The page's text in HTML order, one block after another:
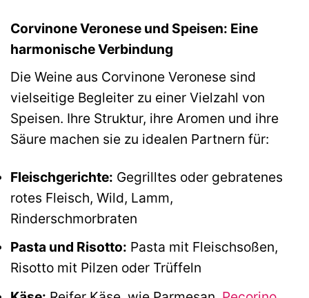
Corvinone Veronese und Speisen: Eine
harmonische Verbindung
Die Weine aus Corvinone Veronese sind
vielseitige Begleiter zu einer Vielzahl von
Speisen. Ihre Struktur, ihre Aromen und ihre
Säure machen sie zu idealen Partnern für:
Fleischgerichte: Gegrilltes oder gebratenes
rotes Fleisch, Wild, Lamm,
Rinderschmorbraten
Pasta und Risotto: Pasta mit Fleischsoßen,
Risotto mit Pilzen oder Trüffeln